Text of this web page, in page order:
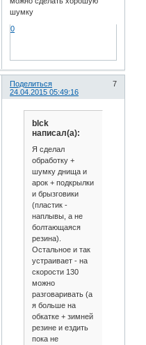
шумку
0
Поделиться
7
24.04.2015 05:49:16
blck
написал(а):
Я сделал
обработку +
шумку днища и
арок + подкрылки
и брызговики
(пластик -
наплывы, а не
болтающаяся
резина).
Остальное и так
устраивает - на
скорости 130
можно
разговаривать (а
я больше на
обкатке + зимней
резине и ездить
пока не